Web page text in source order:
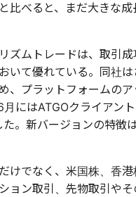
比べると、まだ大きな成
ズムトレードは、取引成
いて優れている。同社は
、プラットフォームのア
にはATGOクライアント
。新バージョンの特徴
けでなく、米国株、香港
ョン取引、先物取引やそ